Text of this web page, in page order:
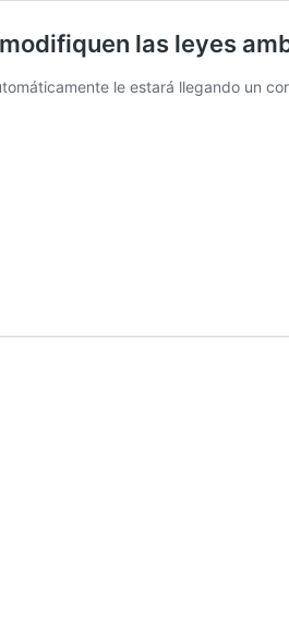
las leyes
le estará llegando un